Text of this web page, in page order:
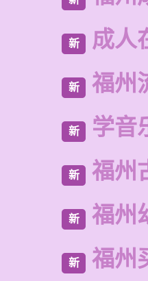
新 成人
新 福州
新 学音
新 福州
新 福州
新 福州